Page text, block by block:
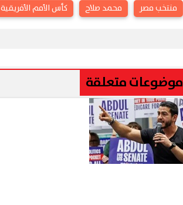
منتخب مصر محمد صلاح كأس الأمم الأفريقية
موضوعات متعلقة